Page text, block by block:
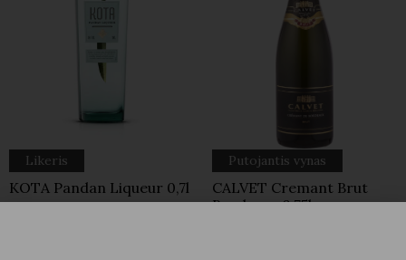
Likeris
KOTA Pandan Liqueur 0,7l
Putojantis vynas
CALVET Cremant Brut
Bordeaux 0,75l